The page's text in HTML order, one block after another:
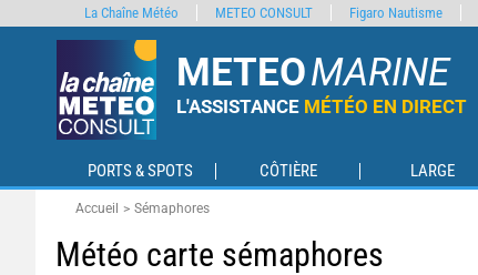
METEOMARINE
L'ASSISTANCE MÉTÉO EN DIRECT
PORTS & SPOTS CÔTIÈRE LARGE
Accueil Sémaphores
Météo carte sémaphores
La Chaîne Météo METEO CONSULT Figaro Nautisme